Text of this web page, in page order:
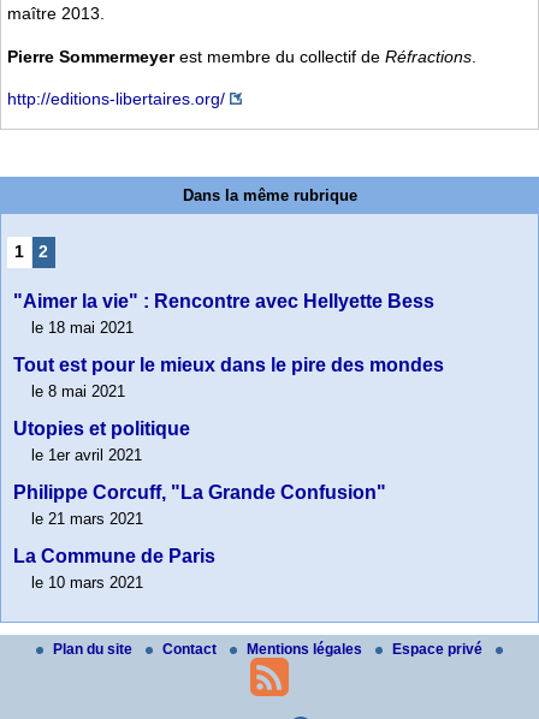
maître 2013.
Pierre Sommermeyerest membre du collectif de Réfractions
http://editions-libertaires.org/
Dans la même rubrique
1 2
"Aimer la vie" : Rencontre avec Hellyette Bess
le 18 mai 2021
Tout est pour le mieux dans le pire des mondes
le 8 mai 2021
Utopies et politique
le 1er avril 2021
Philippe Corcuff, "La Grande Confusion"
le 21 mars 2021
La Commune de Paris
le 10 mars 2021
Plan du site Contact Mentions légales Espace privé